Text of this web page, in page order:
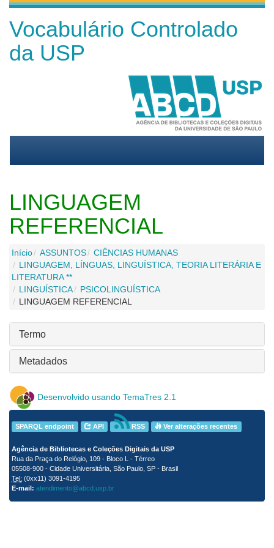
Vocabulário Controlado
da USP
LINGUAGEM
REFERENCIAL
Início ASSUNTOS
CIÊNCIAS HUMANAS
LINGUAGEM, LÍNGUAS, LINGUÍSTICA, TEORIA LITERÁRIA E
LITERATURA **
LINGUÍSTICA
PSICOLINGUÍSTICA
LINGUAGEM REFERENCIAL
Termo
Metadados
Desenvolvido usando TemaTres 2.1
SPARQL endpoint API RSS Ver alterações recentes
Agência de Bibliotecas e Coleções Digitais da USP
Rua da Praça do Relógio, 109 - Bloco L - Térreo
05508-900 - Cidade Universitária, São Paulo, SP - Brasil
Tel: (0xx11) 3091-4195
E-mail: atendimento@abcd.usp.br